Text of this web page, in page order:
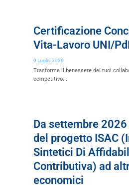
Certificazione
Vita-Lavoro UNI/
9 Luglio 2026
Trasforma il benessere dei tuoi
competitivo...
Da settembre
del progetto ISAC
Sintetici Di
Contributiva) ad
economici